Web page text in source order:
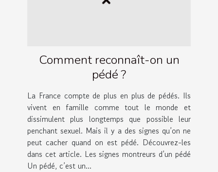
Comment reconnaît-on un
pédé ?
La France compte de plus en plus de pédés. Ils
vivent en famille comme tout le monde et
dissimulent plus longtemps que possible leur
penchant sexuel. Mais il y a des signes qu’on ne
peut cacher quand on est pédé. Découvrez-les
dans cet article. Les signes montreurs d’un pédé
Un pédé, c’est un...